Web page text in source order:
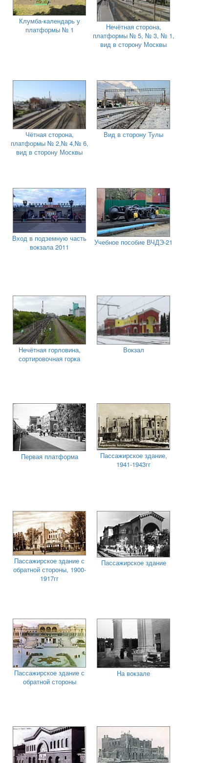
Клумба-календарь у
платформы № 1
Нечётная сторона,
платформы № 5, № 3, № 1,
вид в сторону Москвы
Чётная сторона,
платформы № 2,№ 4,№ 6,
вид в сторону Москвы
Вид в сторону Тулы
Вход в подземную часть
вокзала 2011
Учебное пособие ВЧДЭ-21
Нечётная горловина,
сортировочная горка
Вокзал
Первая платформа
Пассажирское здание,
1941-1943гг
Пассажирское здание с
обратной стороны, 1900-
1917гг
Пассажирское здание
Пассажирское здание с
обратной стороны
На вокзале